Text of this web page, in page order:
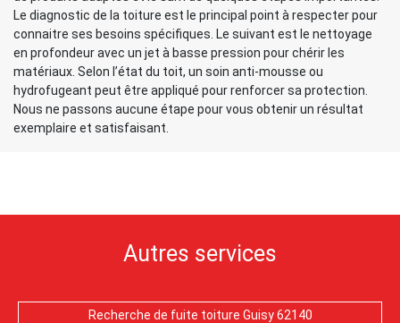
Le diagnostic de la toiture est le principal point à respecter pour
connaitre ses besoins spécifiques. Le suivant est le nettoyage
en profondeur avec un jet à basse pression pour chérir les
matériaux. Selon l’état du toit, un soin anti-mousse ou
hydrofugeant peut être appliqué pour renforcer sa protection.
Nous ne passons aucune étape pour vous obtenir un résultat
exemplaire et satisfaisant.
Autres services
Recherche de fuite toiture Guisy 62140